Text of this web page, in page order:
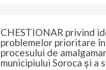
CHESTIONAR privind identificarea
problemelor prioritare
procesului de
municipiului Soroca și a